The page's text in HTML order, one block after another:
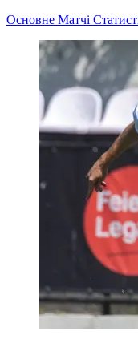
Основне Матчі